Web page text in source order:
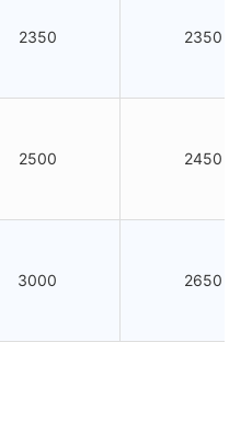
2350 2350
2500 2450
3000 2650